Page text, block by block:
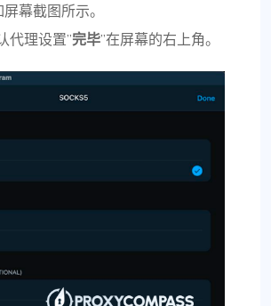
幕截图所示。
代理设置”完毕”在屏幕的右上角。